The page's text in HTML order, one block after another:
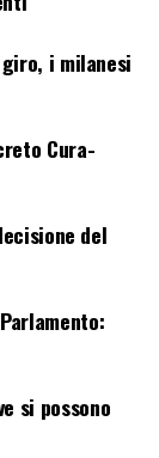
i milanesi
Cura-
del
si possono